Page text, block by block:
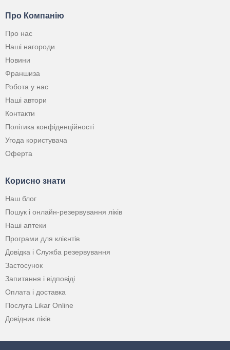
Про Компанію
Про нас
Наші нагороди
Новини
Франшиза
Робота у нас
Наші автори
Контакти
Політика конфіденційності
Угода користувача
Оферта
Корисно знати
Наш блог
Пошук і онлайн-резервування ліків
Наші аптеки
Програми для клієнтів
Довідка і Служба резервування
Застосунок
Запитання і відповіді
Оплата і доставка
Послуга Likar Online
Довідник ліків